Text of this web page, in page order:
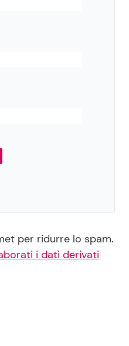
per ridurre lo spam.
i dati derivati